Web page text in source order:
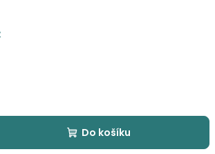
Do košíku